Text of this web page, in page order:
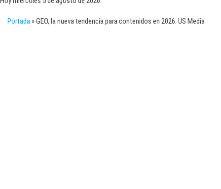
l
Portada »GEO, la nueva tendencia para contenidos en 2026: US Media